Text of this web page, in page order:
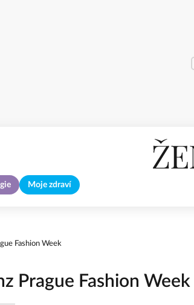
Moje zdraví
Fashion Week
Prague Fashion Week